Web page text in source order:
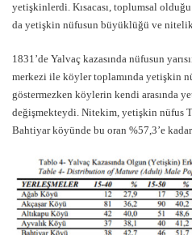
yetişkinlerdi. Kısacası, toplumsal
da yetişkin nüfusun büyüklüğü ve
1831’de Yalvaç kazasında nüfusun
merkezi ile köyler toplamında yetişkin
göstermezken köylerin kendi arasında
değişmekteydi. Nitekim, yetişkin nüfus
Bahtiyar köyünde bu oran %57,3’e